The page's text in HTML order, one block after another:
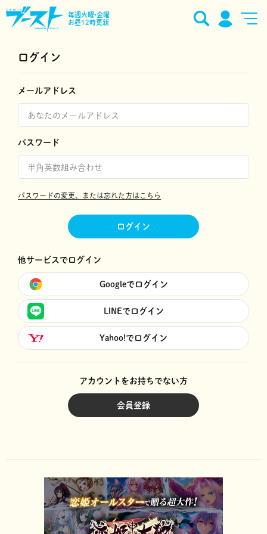
毎週火曜•金曜
お昼12時更新
ログイン
メールアドレス
パスワード
パスワードの変更、または忘れた方はこちら
ログイン
他サービスでログイン
Googleでログイン
LINEでログイン
Yahoo!でログイン
アカウントをお持ちでない方
会員登録